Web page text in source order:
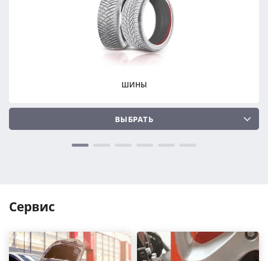
Сбросить
ПОДОБРАТЬ
Сбросить
ШИНЫ
ВЫБРАТЬ
Сервис